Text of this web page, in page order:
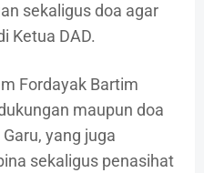
sekaligus doa agar
Ketua DAD.
Fordayak Bartim
maupun doa
yang juga
sekaligus penasihat